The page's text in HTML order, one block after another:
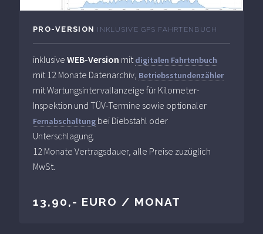
PRO-VERSION INKLUSIVE GPS FAHRTENBUCH
inklusive WEB-Version mit digitalen Fahrtenbuch
mit 12 Monate Datenarchiv, Betriebsstundenzähler
mit Wartungsintervallanzeige für Kilometer-
Inspektion und TÜV-Termine sowie optionaler
Fernabschaltung bei Diebstahl oder
Unterschlagung.
12 Monate Vertragsdauer, alle Preise zuzüglich
MwSt.
13,90,- EURO / MONAT